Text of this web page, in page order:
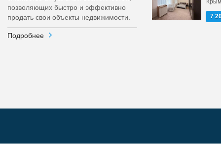
позволяющих быстро и эффективно
продать свои объекты недвижимости.
Подробнее
7